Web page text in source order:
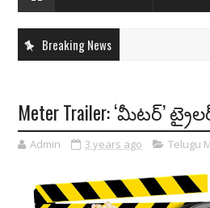
Breaking News
Meter Trailer: ‘మీటర్’
Admin 3 years ago Telugu